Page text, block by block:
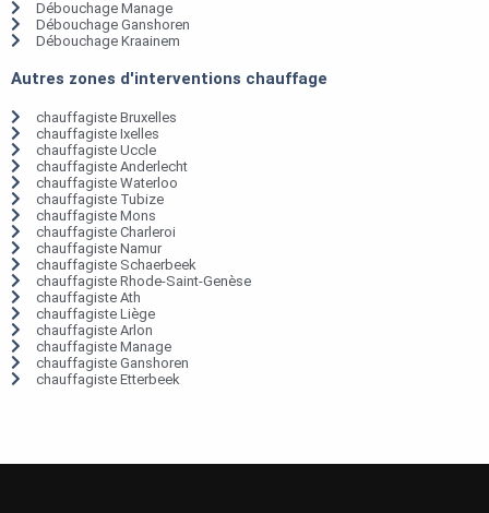
Débouchage Manage
Débouchage Ganshoren
Débouchage Kraainem
Autres zones d'interventions chauffage
chauffagiste Bruxelles
chauffagiste Ixelles
chauffagiste Uccle
chauffagiste Anderlecht
chauffagiste Waterloo
chauffagiste Tubize
chauffagiste Mons
chauffagiste Charleroi
chauffagiste Namur
chauffagiste Schaerbeek
chauffagiste Rhode-Saint-Genèse
chauffagiste Ath
chauffagiste Liège
chauffagiste Arlon
chauffagiste Manage
chauffagiste Ganshoren
chauffagiste Etterbeek